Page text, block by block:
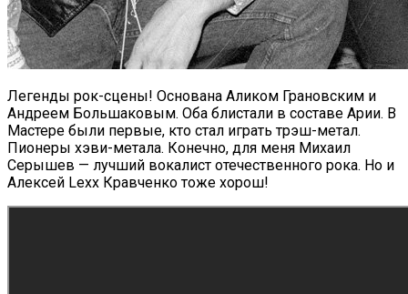
Легенды рок-сцены! Основана Аликом Грановским и
Андреем Большаковым. Оба блистали в составе Арии. В
Мастере были первые, кто стал играть трэш-метал.
Пионеры хэви-метала. Конечно, для меня Михаил
Серышев — лучший вокалист отечественного рока. Но и
Алексей Lexx Кравченко тоже хорош!